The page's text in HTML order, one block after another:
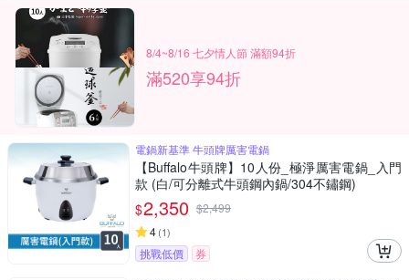
8/4~8/16 七夕情人節 滿額94折
滿520享94折
電鍋新基準 牛頭牌厲害電鍋
【Buffalo牛頭牌】10人份_極淨厲害電鍋_入門
款 (白/可分離式牛頭鋼內鍋/304不鏽鋼)
$2,350 $2,499
4(1)
挑戰低價 券